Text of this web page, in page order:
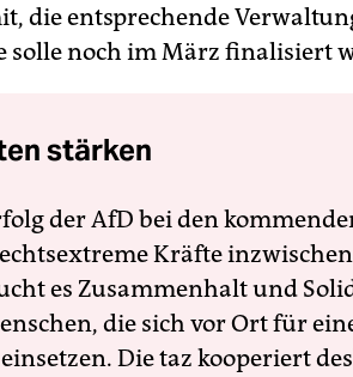
die entsprechende
solle noch im März finalisiert
stärken
der AfD bei den
Kräfte
es Zusammenhalt und
die sich vor Ort für
Die taz kooperiert